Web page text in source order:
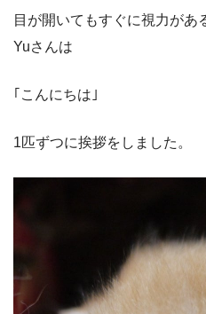
目が開いてもすぐに視力があ
Yuさんは
｢こんにちは｣
1匹ずつに挨拶をしました。